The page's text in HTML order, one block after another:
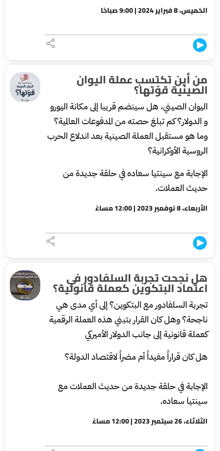
الخميس، 8 فبراير 2024 | 9:00 صباحًا
من أين تكتسب عملة اليوان
الصينية قوّتها؟
اليوان الصيني، هل سينضم قريبا إلى مكانة اليورو
و الدولار؟ كم تبلغ حصته من المدفوعات العالمية؟
وما هو مستقبل العملة الصينية بعد اندلاع الحرب
الروسية الأوكرانية؟
الإجابة مع سينتيا سعاده في حلقة جديدة من
حديث العملات.
الأربعاء، 8 نوفمبر 2023 | 12:00 مساءً
هل نجحت تجربة السلفادور في
اعتماد البتكوين كعملة قانونية؟
تجربة السلفادور مع البتكوين؟ إلى أي مدى هي
ناجحة؟ وهل كان القرار بتبني هذه العملة الرقمية
كعملة قانونية إلى جانب الدولار الأميركي
هل كان قراراً مفيداً أم مضراً لاقتصاد الدولة؟
الإجابة في حلقة جديدة من حديث العملات مع
سينتيا سعاده.
الثلاثاء، 26 سبتمبر 2023 | 12:00 مساءً